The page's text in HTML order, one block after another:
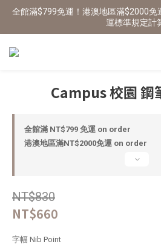
全館滿$799免運！港澳地區滿$2000免
運標準規定計
Campus 校園 鋼
全館滿 NT$799 免運 on order
港澳地區滿NT$2000免運 on order
NT$830
NT$660
字幅 Nib Point